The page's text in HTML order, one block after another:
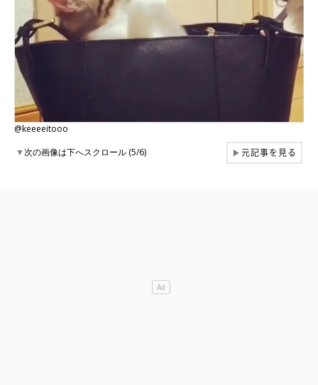
@keeeeitooo
▼次の画像は下へスクロール (5/6) ▶元記事を見る